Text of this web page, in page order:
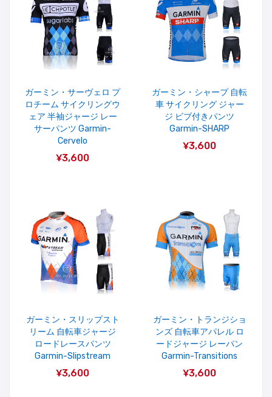
ガーミン・サーヴェロ プ
ロチーム サイクリングウ
ェア 半袖ジャージ レー
サーパンツ Garmin-
Cervelo
¥3,600
ガーミン・シャープ 自転
車 サイクリング ジャー
ジ ビブ付きパンツ
Garmin-SHARP
¥3,600
ガーミン・スリップスト
リーム 自転車ジャージ
ロードレースパンツ
Garmin-Slipstream
¥3,600
ガーミン・トランジショ
ンズ 自転車アパレル ロ
ードジャージ レーパン
Garmin-Transitions
¥3,600